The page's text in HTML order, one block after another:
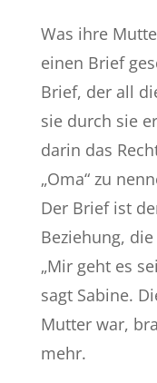
Was ihre
einen Brief
Brief, der all
sie durch sie
darin das
„Oma“ zu
Der Brief ist
Beziehung,
„Mir geht es
sagt Sabine.
Mutter war,
mehr.